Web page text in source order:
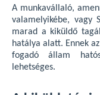
A munkavállaló,
valamelyikébe, vagy
marad a kiküldő
hatálya alatt. Ennek
fogadó állam
lehetséges.